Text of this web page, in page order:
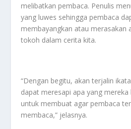
melibatkan pembaca. Penulis
yang luwes sehingga pembaca
membayangkan atau merasakan
tokoh dalam cerita kita.
“Dengan begitu, akan terjalin
dapat meresapi apa yang mereka
untuk membuat agar pembaca
membaca,” jelasnya.